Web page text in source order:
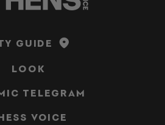
GUIDE
LOOK
TELEGRAM
VOICE